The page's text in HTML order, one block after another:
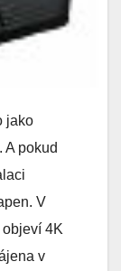
jako
A pokud
V
4K
v